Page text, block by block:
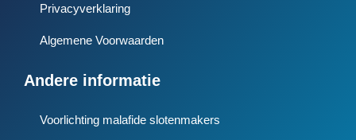
Privacyverklaring
Algemene Voorwaarden
Andere informatie
Voorlichting malafide slotenmakers